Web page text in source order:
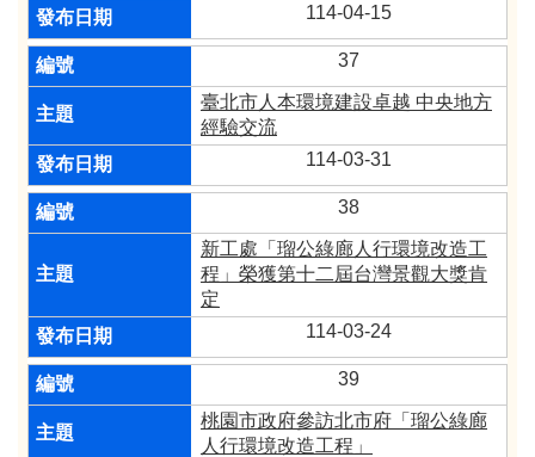
114-04-15
37
臺北市人本環境建設卓越 中央地方
經驗交流
114-03-31
38
新工處「瑠公綠廊人行環境改造工
程」榮獲第十二屆台灣景觀大獎肯
定
114-03-24
39
桃園市政府參訪北市府「瑠公綠廊
人行環境改造工程」